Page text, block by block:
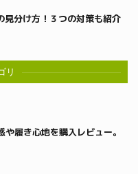
見分け方！３つの対策も紹介
リ
履き心地を購入レビュー。